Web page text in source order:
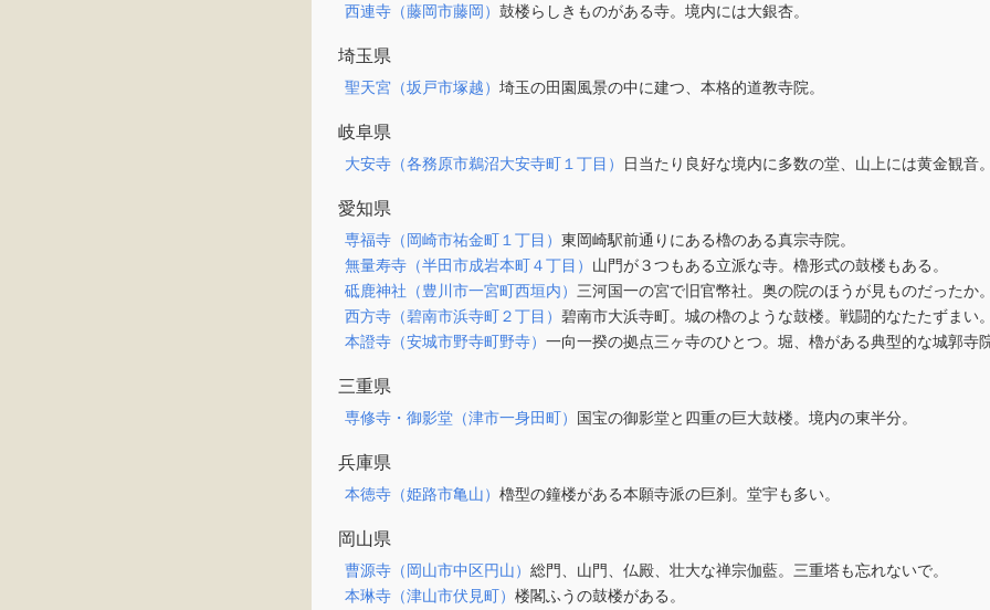
西連寺（藤岡市藤岡） 鼓楼らしきものがある寺。境内には大銀杏。
埼玉県
聖天宮（坂戸市塚越） 埼玉の田園風景の中に建つ、本格的道教寺院。
岐阜県
大安寺（各務原市鵜沼大安寺町１丁目） 日当たり良好な境内に多数の堂、山上には黄金観音。
愛知県
専福寺（岡崎市祐金町１丁目） 東岡崎駅前通りにある櫓のある真宗寺院。
無量寿寺（半田市成岩本町４丁目） 山門が３つもある立派な寺。櫓形式の鼓楼もある。
砥鹿神社（豊川市一宮町西垣内） 三河国一の宮で旧官幣社。奥の院のほうが見ものだったか。
西方寺（碧南市浜寺町２丁目） 碧南市大浜寺町。城の櫓のような鼓楼。戦闘的なたたずまい。
本證寺（安城市野寺町野寺） 一向一揆の拠点三ヶ寺のひとつ。堀、櫓がある典型的な城郭寺院
三重県
専修寺・御影堂（津市一身田町） 国宝の御影堂と四重の巨大鼓楼。境内の東半分。
兵庫県
本徳寺（姫路市亀山） 櫓型の鐘楼がある本願寺派の巨刹。堂宇も多い。
岡山県
曹源寺（岡山市中区円山） 総門、山門、仏殿、壮大な禅宗伽藍。三重塔も忘れないで。
本琳寺（津山市伏見町） 楼閣ふうの鼓楼がある。